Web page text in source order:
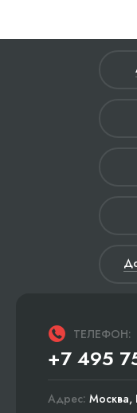
ТЕЛЕФОН:
+7 495
Адрес: Москва,